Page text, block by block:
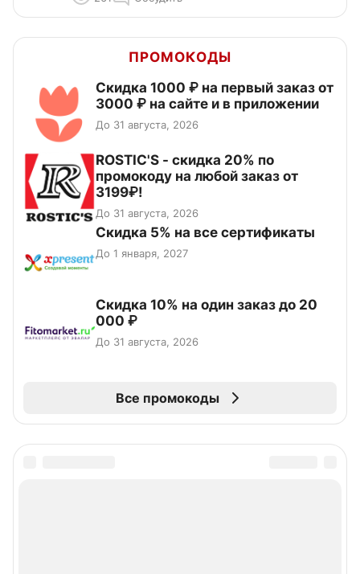
ПРОМОКОДЫ
Скидка 1000 ₽ на первый заказ от
3000 ₽ на сайте и в приложении
До 31 августа, 2026
ROSTIC'S - скидка 20% по
промокоду на любой заказ от
3199₽!
До 31 августа, 2026
Скидка 5% на все сертификаты
До 1 января, 2027
Скидка 10% на один заказ до 20
000 ₽
До 31 августа, 2026
Все промокоды